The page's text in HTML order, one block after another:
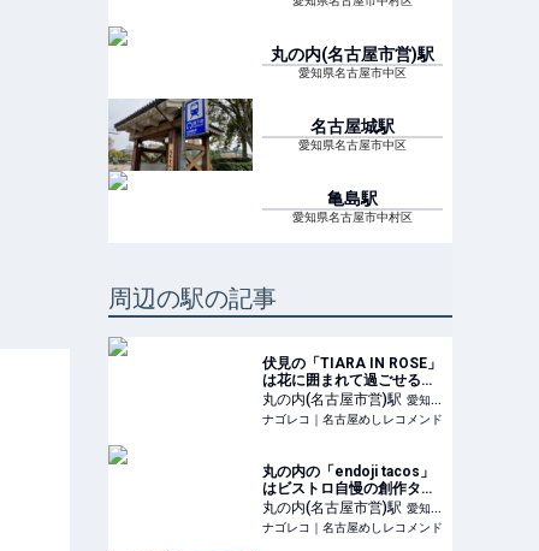
丸の内(名古屋市営)駅
愛知県名古屋市中区
名古屋城駅
愛知県名古屋市中区
亀島駅
愛知県名古屋市中村区
周辺の駅の記事
伏見の「TIARA IN ROSE」
は花に囲まれて過ごせるカ
フェ
丸の内(名古屋市営)駅 愛知県
名古屋市中区
ナゴレコ｜名古屋めしレコメンド
丸の内の「endoji tacos」
はビストロ自慢の創作タコ
ス専門店
丸の内(名古屋市営)駅 愛知県
名古屋市中区
ナゴレコ｜名古屋めしレコメンド